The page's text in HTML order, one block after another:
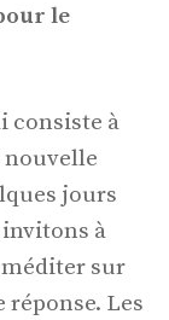
le
consiste à
nouvelle
jours
à
sur
Les